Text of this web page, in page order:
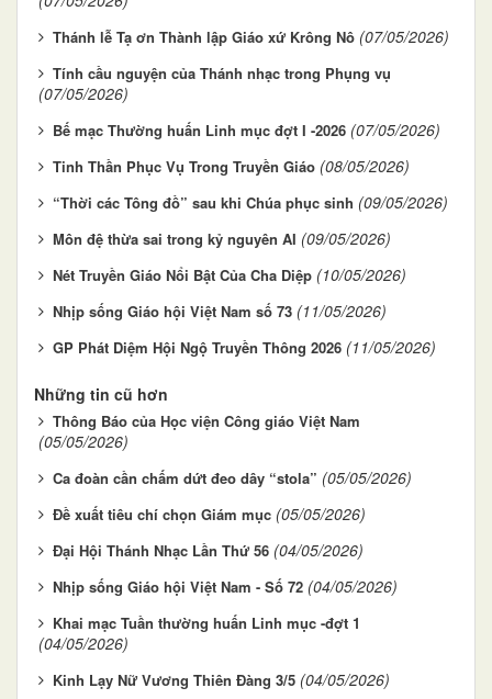
Thánh lễ Tạ ơn Thành lập Giáo xứ Krông Nô (07/05/2026)
Tính cầu nguyện của Thánh nhạc trong Phụng vụ
(07/05/2026)
Bế mạc Thường huấn Linh mục đợt I -2026 (07/05/2026)
Tinh Thần Phục Vụ Trong Truyền Giáo (08/05/2026)
“Thời các Tông đồ” sau khi Chúa phục sinh (09/05/2026)
Môn đệ thừa sai trong kỷ nguyên AI (09/05/2026)
Nét Truyền Giáo Nổi Bật Của Cha Diệp (10/05/2026)
Nhịp sống Giáo hội Việt Nam số 73 (11/05/2026)
GP Phát Diệm Hội Ngộ Truyền Thông 2026 (11/05/2026)
Những tin cũ hơn
Thông Báo của Học viện Công giáo Việt Nam
(05/05/2026)
Ca đoàn cần chấm dứt đeo dây “stola” (05/05/2026)
Đề xuất tiêu chí chọn Giám mục (05/05/2026)
Đại Hội Thánh Nhạc Lần Thứ 56 (04/05/2026)
Nhịp sống Giáo hội Việt Nam - Số 72 (04/05/2026)
Khai mạc Tuần thường huấn Linh mục -đợt 1
(04/05/2026)
Kinh Lạy Nữ Vương Thiên Đàng 3/5 (04/05/2026)